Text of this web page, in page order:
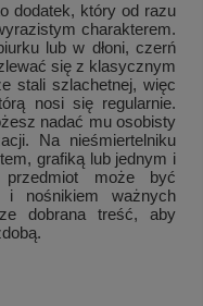
dodatek, który od razu
charakterem.
lub w dłoni, czerń
się z klasycznym
stali szlachetnej, więc
nosi się regularnie.
nadać mu osobisty
Na nieśmiertelniku
grafiką lub jednym i
może być
i nośnikiem ważnych
dobrana treść, aby